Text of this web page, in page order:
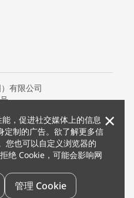
，促进社交媒体上的信息
定制的广告。欲了解更多信
您也可以自定义浏览器的
绝 Cookie，可能会影响网
管理 Cookie
×
有限公司